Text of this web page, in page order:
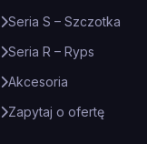
Seria S – Szczotka
Seria R – Ryps
Akcesoria
Zapytaj o ofertę